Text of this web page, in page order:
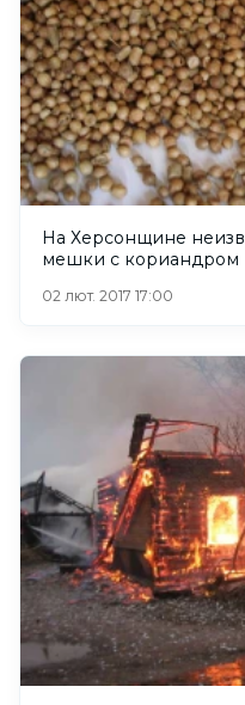
На Херсонщине
мешки с кориандром
02 лют. 2017 17:00